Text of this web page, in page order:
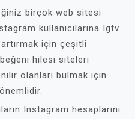
birçok web sitesi
kullanıcılarına Igtv
artırmak için çeşitli
hilesi siteleri
olanları bulmak için
Instagram hesaplarını